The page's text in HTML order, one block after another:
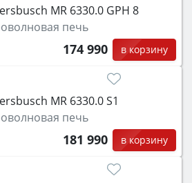
MR 6330.0 GPH 8
печь
174 990 в корзину
MR 6330.0 S1
печь
181 990 в корзину